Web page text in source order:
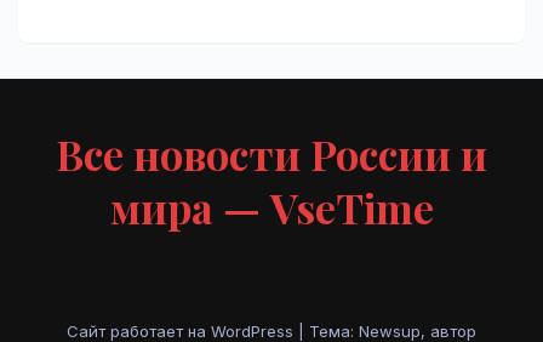
Все новости России и
мира — VseTime
Сайт работает на WordPress Тема: Newsup, автор